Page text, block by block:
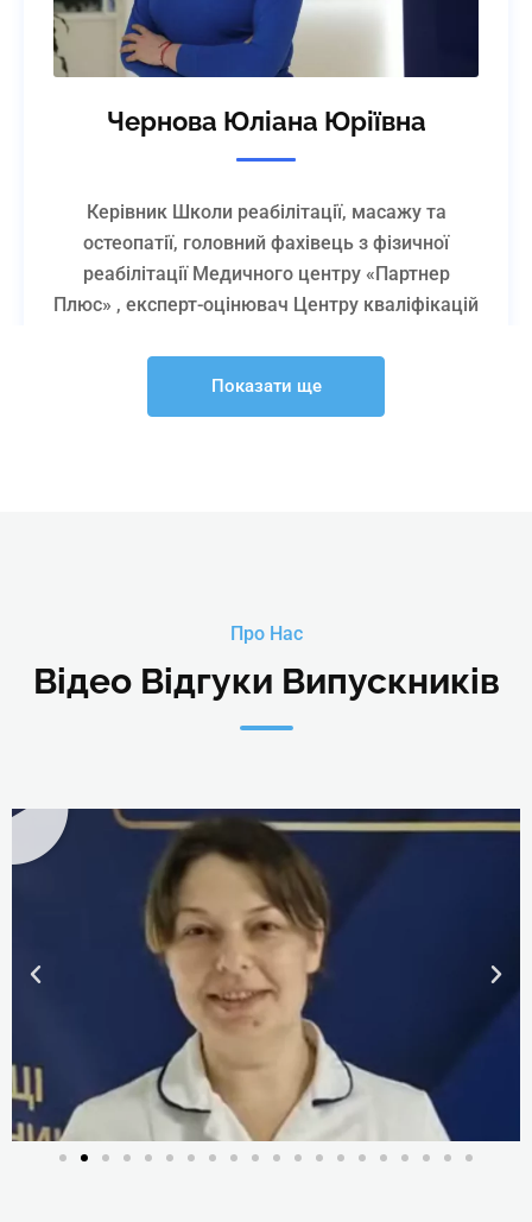
Чернова Юліана Юріївна
Керівник Школи реабілітації, масажу та
остеопатії, головний фахівець з фізичної
реабілітації Медичного центру «Партнер
Плюс» , експерт-оцінювач Центру кваліфікацій
чемпіонату з масажу, остеопатії та естетики
тіла «The best massage therapist»
Київська Аліна Володимирівна
Викладач масажу, масажист-остеопат Центру
косметології і естетики тіла "Райський птах",
SPA-майстер
Детальніше
Показати ще
Про Нас
Відео Відгуки Випускників